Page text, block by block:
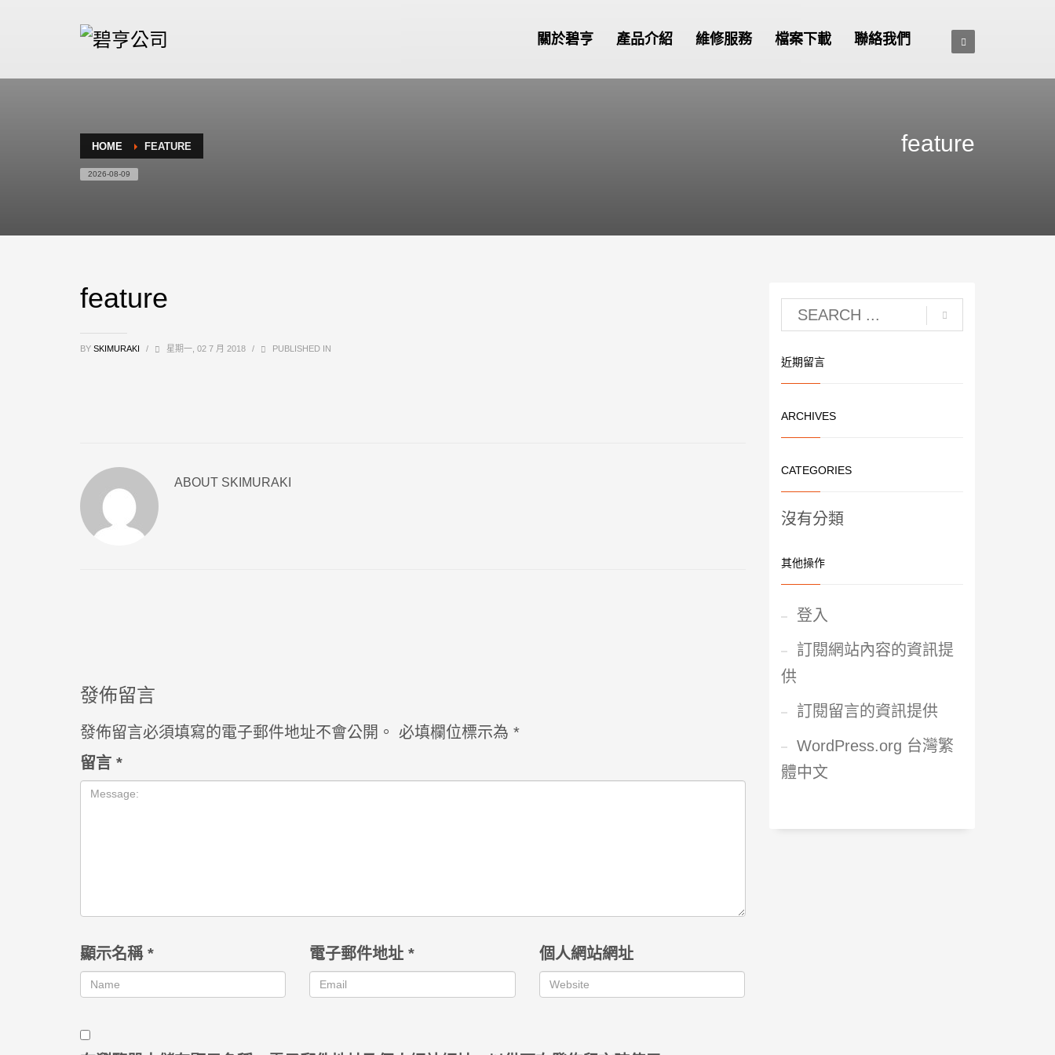
關於碧亨 產品介紹 維修服務 檔案下載 聯絡我們
HOME FEATURE
2026-08-09
feature
feature
BY SKIMURAKI / 星期一, 02 7 月 2018 / PUBLISHED IN
ABOUT SKIMURAKI
發佈留言
發佈留言必須填寫的電子郵件地址不會公開。 必填欄位標示為 *
留言 *
顯示名稱 * 電子郵件地址* 個人網站網址
近期留言
ARCHIVES
CATEGORIES
沒有分類
其他操作
登入
訂閱網站內容的資訊提
供
訂閱留言的資訊提供
WordPress.org 台灣繁
體中文